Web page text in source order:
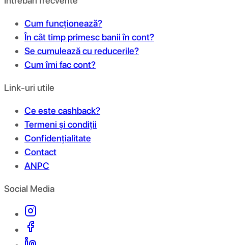
Cum funcționează?
În cât timp primesc banii în cont?
Se cumulează cu reducerile?
Cum îmi fac cont?
Link-uri utile
Ce este cashback?
Termeni și condiții
Confidențialitate
Contact
ANPC
Social Media